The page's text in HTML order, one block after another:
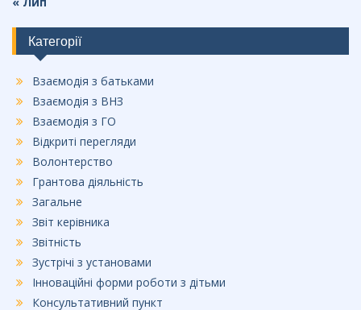
Категорії
Взаємодія з батьками
Взаємодія з ВНЗ
Взаємодія з ГО
Відкриті перегляди
Волонтерство
Грантова діяльність
Загальне
Звіт керівника
Звітність
Зустрічі з установами
Інноваційні форми роботи з дітьми
Консультативний пункт